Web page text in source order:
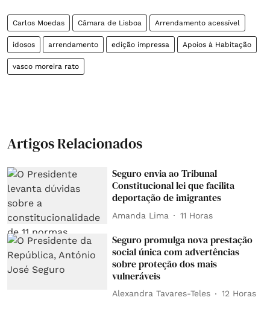
Carlos Moedas Câmara de Lisboa Arrendamento acessível
idosos arrendamento edição impressa Apoios à Habitação
vasco moreira rato
Artigos Relacionados
Seguro envia ao Tribunal
Constitucional lei que facilita
deportação de imigrantes
Amanda Lima 11 Horas
Seguro promulga nova prestação
social única com advertências
sobre proteção dos mais
vulneráveis
Alexandra Tavares-Teles 12 Horas